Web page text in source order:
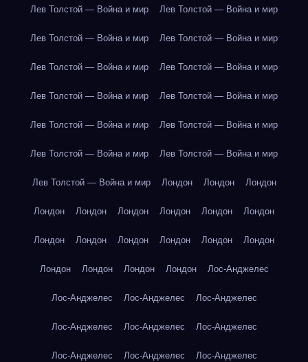
Лев Толстой — Война и мир Лев Толстой — Война и мир
Лев Толстой — Война и мир Лев Толстой — Война и мир
Лев Толстой — Война и мир Лев Толстой — Война и мир
Лев Толстой — Война и мир Лев Толстой — Война и мир
Лев Толстой — Война и мир Лев Толстой — Война и мир
Лев Толстой — Война и мир Лев Толстой — Война и мир
Лев Толстой — Война и мир Лондон Лондон Лондон
Лондон Лондон Лондон Лондон Лондон Лондон
Лондон Лондон Лондон Лондон Лондон Лондон
Лондон Лондон Лондон Лондон Лос-Анджелес
Лос-Анджелес Лос-Анджелес Лос-Анджелес
Лос-Анджелес Лос-Анджелес Лос-Анджелес
Лос-Анджелес Лос-Анджелес Лос-Анджелес